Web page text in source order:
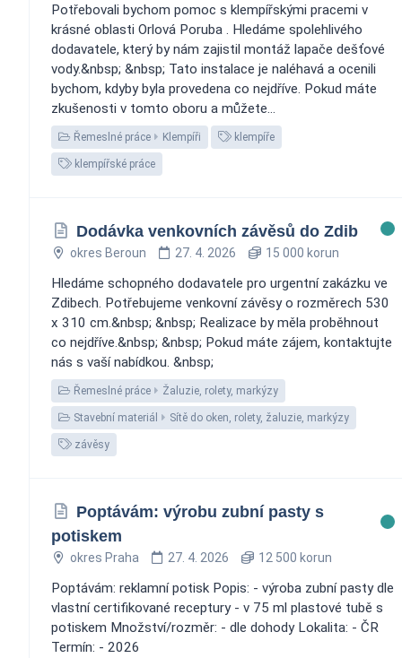
Potřebovali bychom pomoc s klempířskými pracemi v
krásné oblasti Orlová Poruba . Hledáme spolehlivého
dodavatele, který by nám zajistil montáž lapače dešťové
vody.&nbsp; &nbsp; Tato instalace je naléhavá a ocenili
bychom, kdyby byla provedena co nejdříve. Pokud máte
zkušenosti v tomto oboru a můžete...
Řemeslné práce Klempíři klempíře
klempířské práce
Dodávka venkovních závěsů do Zdib
okres Beroun 27. 4. 2026 15 000 korun
Hledáme schopného dodavatele pro urgentní zakázku ve
Zdibech. Potřebujeme venkovní závěsy o rozměrech 530
x 310 cm.&nbsp; &nbsp; Realizace by měla proběhnout
co nejdříve.&nbsp; &nbsp; Pokud máte zájem, kontaktujte
nás s vaší nabídkou. &nbsp;
Řemeslné práce Žaluzie, rolety, markýzy
Stavební materiál Sítě do oken, rolety, žaluzie, markýzy
závěsy
Poptávám: výrobu zubní pasty s
potiskem
okres Praha 27. 4. 2026 12 500 korun
Poptávám: reklamní potisk Popis: - výroba zubní pasty dle
vlastní certifikované receptury - v 75 ml plastové tubě s
potiskem Množství/rozměr: - dle dohody Lokalita: - ČR
Termín: - 2026